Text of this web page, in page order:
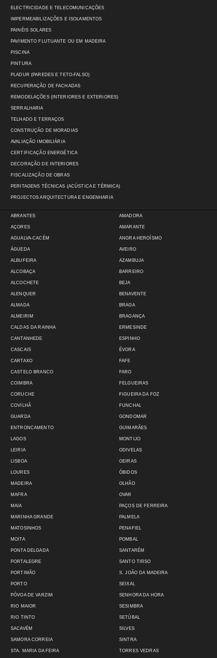
ELECTRICIDADE E TELECOMUNICAÇÕES
IMPERMEABILIZAÇÕES E ISOLAMENTOS
PAINÉIS SOLARES
PAVIMENTO FLUTUANTE OU EM MADEIRA
PISCINA
PINTURA
PLADUR (PAREDES E TETO-FALSO)
RECUPERAÇÃO DE FACHADAS
REMODELAÇÕES (INTERIORES E EXTERIORES)
SERRALHARIA
TELHADO E TERRAÇOS
CONSTRUÇÃO DE MORADIAS
AVALIAÇÃO IMOBILIÁRIA
CERTIFICAÇÃO ENERGÉTICA
DECORAÇÃO DE INTERIORES
FISCALIZAÇÃO DE OBRAS
PERITAGENS TÉCNICAS (ACÚSTICA E TÉRMICA)
PROJECTOS ARQUITECTURA E ENGENHARIA
ABRANTES
AÇORES
AGUALVA-CACÉM
ÁGUEDA
ALBUFEIRA
ALCOBAÇA
ALCOCHETE
ALENQUER
ALMADA
ALMEIRIM
AMADORA
AMARANTE
ANGRA HEROÍSMO
AVEIRO
AZAMBUJA
BARREIRO
BEJA
BENAVENTE
BRAGA
BRAGANÇA
CALDAS DA RAINHA
CANTANHEDE
CASCAIS
CARTAXO
CASTELO BRANCO
COIMBRA
CORUCHE
COVILHÃ
GUARDA
ENTRONCAMENTO
ERMESINDE
ESPINHO
ÉVORA
FAFE
FARO
FELGUEIRAS
FIGUEIRA DA FOZ
FUNCHAL
GONDOMAR
GUIMARÃES
LAGOS
LEIRIA
LISBOA
LOURES
MADEIRA
MAFRA
MAIA
MARINHA GRANDE
MATOSINHOS
MOITA
MONTIJO
ODIVELAS
OEIRAS
ÓBIDOS
OLHÃO
OVAR
PAÇOS DE FERREIRA
PALMELA
PENAFIEL
POMBAL
PONTA DELGADA
PORTALEGRE
PORTIMÃO
PORTO
PÓVOA DE VARZIM
RIO MAIOR
RIO TINTO
SACAVÉM
SAMORA CORREIA
STA. MARIA DA FEIRA
SANTARÉM
SANTO TIRSO
S. JOÃO DA MADEIRA
SEIXAL
SENHORA DA HORA
SESIMBRA
SETÚBAL
SILVES
SINTRA
TORRES VEDRAS